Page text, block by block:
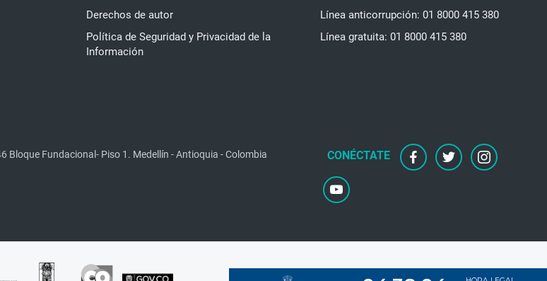
Derechos de autor
Política de Seguridad y Privacidad de la
Información
Línea anticorrupción: 01 8000 415 380
Línea gratuita: 01 8000 415 380
Bloque Fundacional- Piso 1. Medellín - Antioquia - Colombia